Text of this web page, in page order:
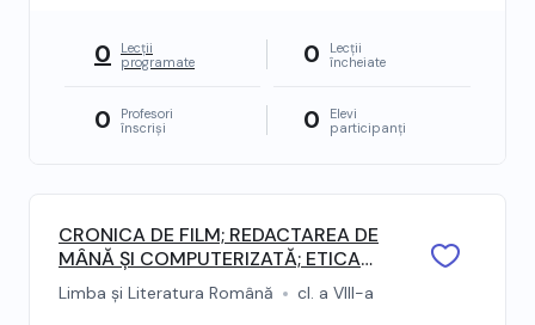
0
Lecții
programate
0
Lecții
încheiate
0
Profesori
înscriși
0
Elevi
participanți
CRONICA DE FILM; REDACTAREA DE
MÂNĂ ȘI COMPUTERIZATĂ; ETICA
REDACTĂRII: ORIGINALITATEA:
cronica de film
Limba și Literatura Română cl. a VIII-a